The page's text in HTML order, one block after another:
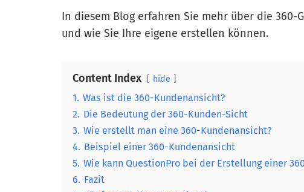
In diesem Blog erfahren Sie mehr über die
und wie Sie Ihre eigene erstellen können.
Content Index hide
1. Was ist die 360-Kundenansicht?
2. Die Bedeutung der 360-Kunden-Sicht
3. Wie erstellt man eine 360-Kundenansicht?
4. Beispiel einer 360-Kundenansicht
5. Wie kann QuestionPro bei der Erstellung einer
6. Fazit